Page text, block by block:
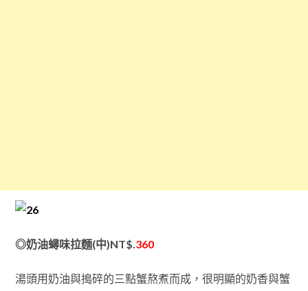
◎奶油蟳味拉麵(中)NT$.360
湯頭用奶油與搗碎的三點蟹熬煮而成，很明顯的奶香與蟹